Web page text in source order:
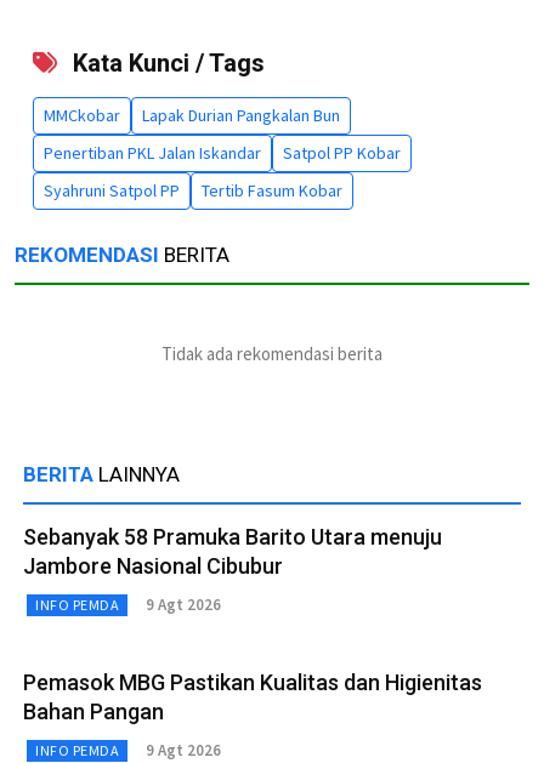
Kata Kunci / Tags
MMCkobar
Lapak Durian Pangkalan Bun
Penertiban PKL Jalan Iskandar
Satpol PP Kobar
Syahruni Satpol PP
Tertib Fasum Kobar
REKOMENDASI BERITA
Tidak ada rekomendasi berita
BERITA LAINNYA
Sebanyak 58 Pramuka Barito Utara menuju
Jambore Nasional Cibubur
INFO PEMDA 9 Agt 2026
Pemasok MBG Pastikan Kualitas dan Higienitas
Bahan Pangan
INFO PEMDA 9 Agt 2026